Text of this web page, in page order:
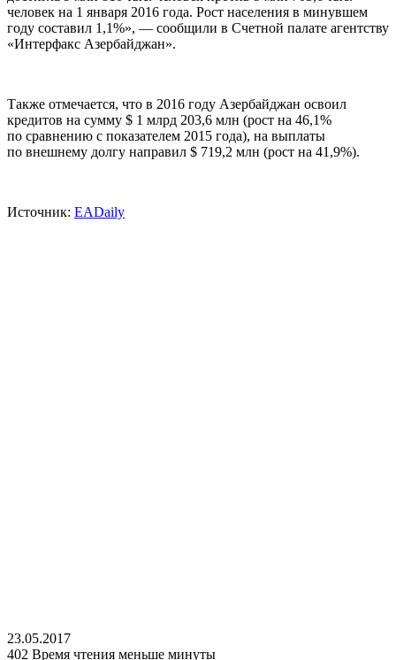
человек на 1 января 2016 года. Рост населения в минувшем
году составил 1,1%», — сообщили в Счетной палате агентству
«Интерфакс Азербайджан».
Также отмечается, что в 2016 году Азербайджан освоил
кредитов на сумму $ 1 млрд 203,6 млн (рост на 46,1%
по сравнению с показателем 2015 года), на выплаты
по внешнему долгу направил $ 719,2 млн (рост на 41,9%).
Источник: EADaily
23.05.2017
402 Время чтения меньше минуты